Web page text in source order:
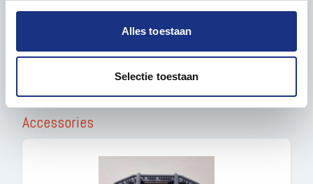
personaliseren, om functies voor social media te bieden
en om ons websiteverkeer te analyseren. Ook delen we
partners voor social media, adverteren en analyse. Deze
partners kunnen deze gegevens combineren met andere
informatie die u aan ze heeft verstrekt of die ze hebben
verzameld op basis van uw gebruik van hun services.
Alles toestaan
Selectie toestaan
Accessories